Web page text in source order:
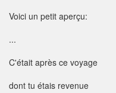
Voici un petit aperçu:
...
C'était après ce voyage
dont tu étais revenue